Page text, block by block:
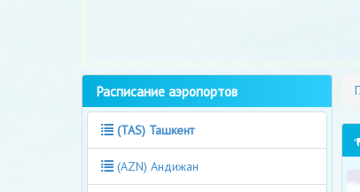
Расписание аэропортов
(TAS) Ташкент
(AZN) Андижан